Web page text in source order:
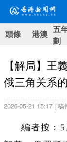
頭條 港澳 五
劃
【解局】王
俄三角关系
2026-05-21 15:17 |
編者按：